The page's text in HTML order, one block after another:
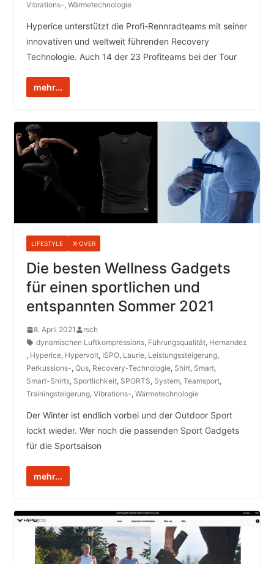
Vibrations-, Wärmetechnologie
Hyperice unterstützt die Profi-Rennradteams mit seiner
innovativen und weltweit führenden Recovery
Technologie. Auch 14 der 23 Profiteams bei der Tour
mehr...
LIFESTYLE X-OVER
Die besten Wellness Gadgets
für einen sportlichen und
entspannten Sommer 2021
8. April 2021
rsch
dynamischen Luftkompressions, Führungsqualität, Hernandez
, Hyperice, Hypervolt, ISPO, Laurie, Leistungssteigerung,
Perkussions-, Qus, Recovery-Technologie, Shirt, Smart,
Smart-Shirts, Sportlichkeit, SPORTS, System, Teamsport,
Trainingsteigerung, Vibrations-, Wärmetechnologie
Der Winter ist endlich vorbei und der Outdoor Sport
lockt wieder. Wer noch die passenden Sport Gadgets
für die Sportsaison
mehr...